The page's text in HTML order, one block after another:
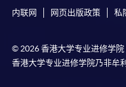
内联网 网页出版政策 私
© 2026 香港大学专业进修学院
香港大学专业进修学院乃非牟